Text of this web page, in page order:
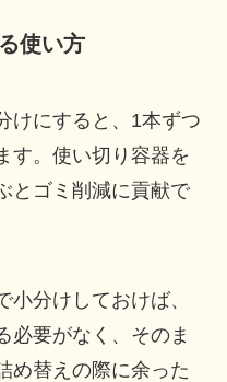
使い方
けにすると、1本ずつ
す。使い切り容器を
とゴミ削減に貢献で
小分けしておけば、
必要がなく、そのま
め替えの際に余った